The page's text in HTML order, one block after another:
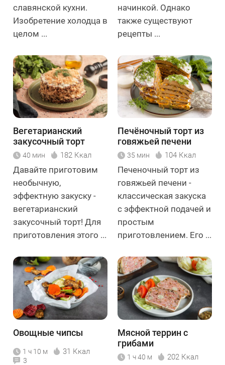
славянской кухни.
Изобретение холодца в
целом ...
начинкой. Однако
также существуют
рецепты ...
Вегетарианский
закусочный торт
40 мин 182 Ккал
Давайте приготовим
необычную,
эффектную закуску -
вегетарианский
закусочный торт! Для
приготовления этого ...
Печёночный торт из
говяжьей печени
35 мин 104 Ккал
Печеночный торт из
говяжьей печени -
классическая закуска
с эффектной подачей и
простым
приготовлением. Его ...
Овощные чипсы
1 ч 10 м 31 Ккал
3
Мясной террин с
грибами
1 ч 40 м 202 Ккал